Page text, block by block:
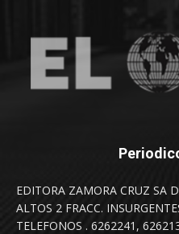
EDITORA ZAMORA CRUZ SA
ALTOS 2 FRACC.
TELEFONOS . 6262241,